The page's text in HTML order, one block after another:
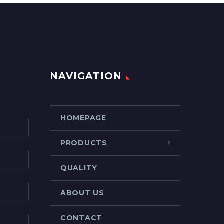
NAVIGATION
HOMEPAGE
PRODUCTS
QUALITY
ABOUT US
CONTACT